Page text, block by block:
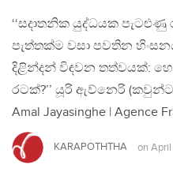
‘‘සදාතනික යුද්ධයක පැටළුණු
පැත්තක්ම වසා පවතින
දිළින්දන් විඳවන තත්වයක්:
රටක්?’’ යූරි ඇව්නෙරි
Amal Jayasinghe | Agence
KARAPOTHTHA on April